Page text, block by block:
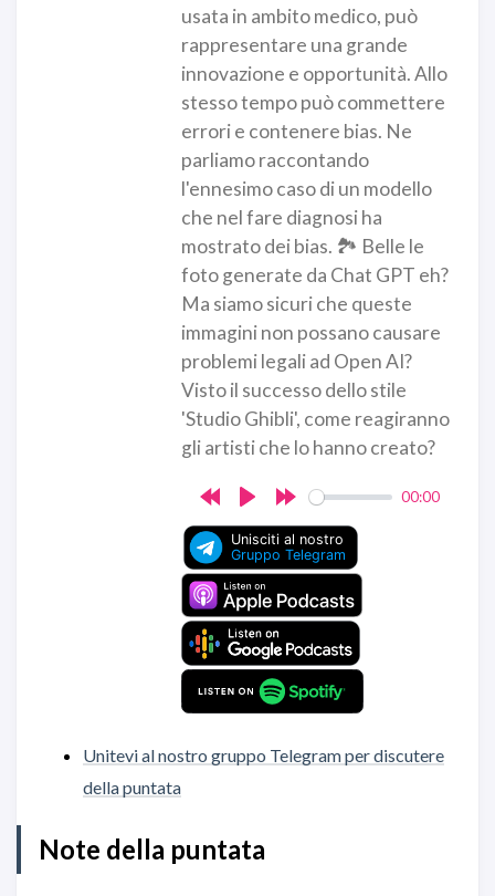
usata in ambito medico, può
rappresentare una grande
innovazione e opportunità. Allo
stesso tempo può commettere
errori e contenere bias. Ne
parliamo raccontando
l'ennesimo caso di un modello
che nel fare diagnosi ha
mostrato dei bias. 🏞️ Belle le
foto generate da Chat GPT eh?
Ma siamo sicuri che queste
immagini non possano causare
problemi legali ad Open AI?
Visto il successo dello stile
'Studio Ghibli', come reagiranno
gli artisti che lo hanno creato?
Rewind
10s
Play Forward
10s
00:00
Unitevi al nostro gruppo Telegram per discutere
della puntata
Note della puntata